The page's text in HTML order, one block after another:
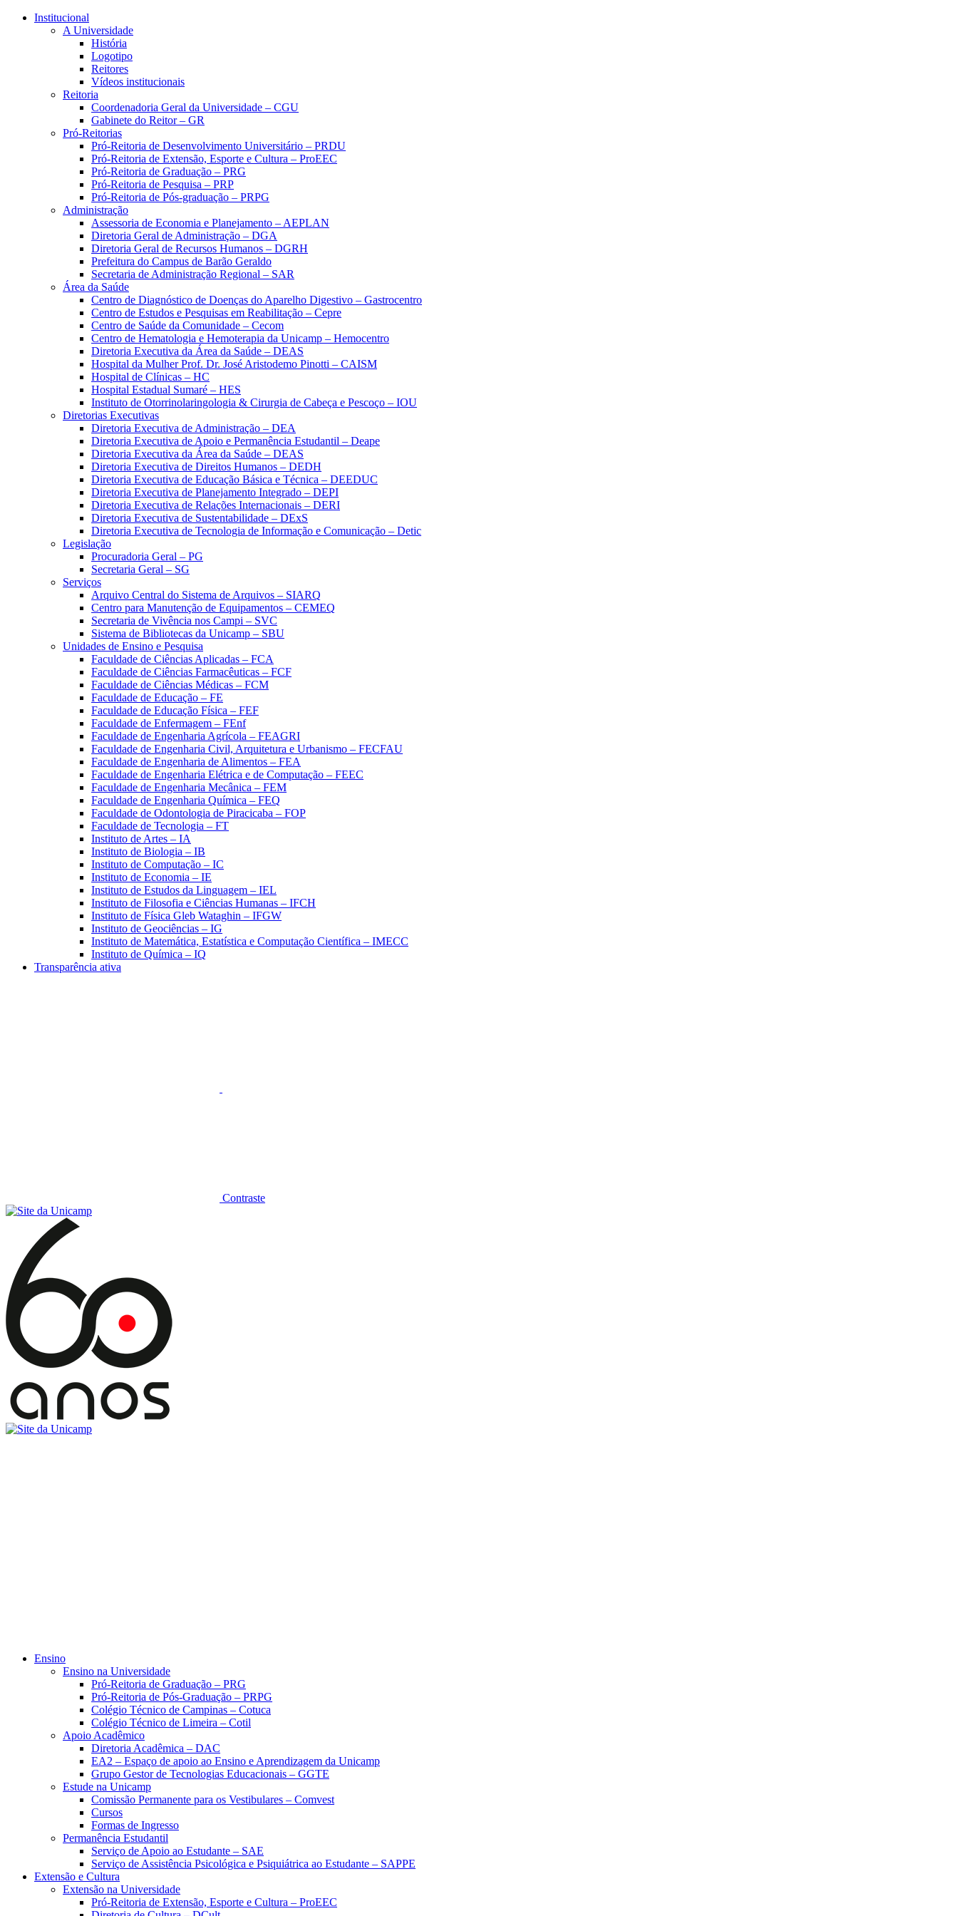
Conteúdo principal
Institucional
A Universidade
História
Logotipo
Reitores
Vídeos institucionais
Reitoria
Coordenadoria Geral da Universidade – CGU
Gabinete do Reitor – GR
Pró-Reitorias
Pró-Reitoria de Desenvolvimento Universitário – PRDU
Pró-Reitoria de Extensão, Esporte e Cultura – ProEEC
Pró-Reitoria de Graduação – PRG
Pró-Reitoria de Pesquisa – PRP
Pró-Reitoria de Pós-graduação – PRPG
Administração
Assessoria de Economia e Planejamento – AEPLAN
Diretoria Geral de Administração – DGA
Diretoria Geral de Recursos Humanos – DGRH
Prefeitura do Campus de Barão Geraldo
Secretaria de Administração Regional – SAR
Área da Saúde
Centro de Diagnóstico de Doenças do Aparelho Digestivo – Gastrocentro
Centro de Estudos e Pesquisas em Reabilitação – Cepre
Centro de Saúde da Comunidade – Cecom
Centro de Hematologia e Hemoterapia da Unicamp – Hemocentro
Diretoria Executiva da Área da Saúde – DEAS
Hospital da Mulher Prof. Dr. José Aristodemo Pinotti – CAISM
Hospital de Clínicas – HC
Hospital Estadual Sumaré – HES
Instituto de Otorrinolaringologia & Cirurgia de Cabeça e Pescoço – IOU
Diretorias Executivas
Diretoria Executiva de Administração – DEA
Diretoria Executiva de Apoio e Permanência Estudantil – Deape
Diretoria Executiva da Área da Saúde – DEAS
Diretoria Executiva de Direitos Humanos – DEDH
Diretoria Executiva de Educação Básica e Técnica – DEEDUC
Diretoria Executiva de Planejamento Integrado – DEPI
Diretoria Executiva de Relações Internacionais – DERI
Diretoria Executiva de Sustentabilidade – DExS
Diretoria Executiva de Tecnologia de Informação e Comunicação – Detic
Legislação
Procuradoria Geral – PG
Secretaria Geral – SG
Serviços
Arquivo Central do Sistema de Arquivos – SIARQ
Centro para Manutenção de Equipamentos – CEMEQ
Secretaria de Vivência nos Campi – SVC
Sistema de Bibliotecas da Unicamp – SBU
Unidades de Ensino e Pesquisa
Faculdade de Ciências Aplicadas – FCA
Faculdade de Ciências Farmacêuticas – FCF
Faculdade de Ciências Médicas – FCM
Faculdade de Educação – FE
Faculdade de Educação Física – FEF
Faculdade de Enfermagem – FEnf
Faculdade de Engenharia Agrícola – FEAGRI
Faculdade de Engenharia Civil, Arquitetura e Urbanismo – FECFAU
Faculdade de Engenharia de Alimentos – FEA
Faculdade de Engenharia Elétrica e de Computação – FEEC
Faculdade de Engenharia Mecânica – FEM
Faculdade de Engenharia Química – FEQ
Faculdade de Odontologia de Piracicaba – FOP
Faculdade de Tecnologia – FT
Instituto de Artes – IA
Instituto de Biologia – IB
Instituto de Computação – IC
Instituto de Economia – IE
Instituto de Estudos da Linguagem – IEL
Instituto de Filosofia e Ciências Humanas – IFCH
Instituto de Física Gleb Wataghin – IFGW
Instituto de Geociências – IG
Instituto de Matemática, Estatística e Computação Científica – IMECC
Instituto de Química – IQ
Transparência ativa
Contraste
Ensino
Ensino na Universidade
Pró-Reitoria de Graduação – PRG
Pró-Reitoria de Pós-Graduação – PRPG
Colégio Técnico de Campinas – Cotuca
Colégio Técnico de Limeira – Cotil
Apoio Acadêmico
Diretoria Acadêmica – DAC
EA2 – Espaço de apoio ao Ensino e Aprendizagem da Unicamp
Grupo Gestor de Tecnologias Educacionais – GGTE
Estude na Unicamp
Comissão Permanente para os Vestibulares – Comvest
Cursos
Formas de Ingresso
Permanência Estudantil
Serviço de Apoio ao Estudante – SAE
Serviço de Assistência Psicológica e Psiquiátrica ao Estudante – SAPPE
Extensão e Cultura
Extensão na Universidade
Pró-Reitoria de Extensão, Esporte e Cultura – ProEEC